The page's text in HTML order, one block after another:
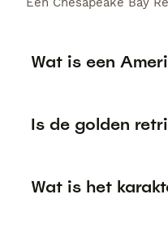
Wat is een
Is de golden
Wat is het